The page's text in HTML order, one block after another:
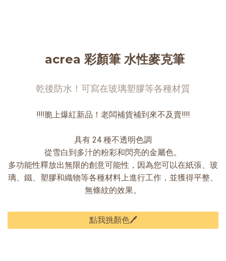
acrea 彩顏筆 水性麥克筆
乾後防水！可寫在玻璃塑膠等各種材質
‼️‼️脆上爆紅新品！老闆補貨補到來不及賣‼️‼️
具有 24 種不透明色調
從雪白到多汁的粉彩和閃亮的金屬色。
多功能性釋放出無限的創意可能性，因為您可以在紙張、玻
璃、鐵、塑膠和織物等各種材料上進行工作，並獲得平整、
無條紋的效果。
點我挑顏色🖊️